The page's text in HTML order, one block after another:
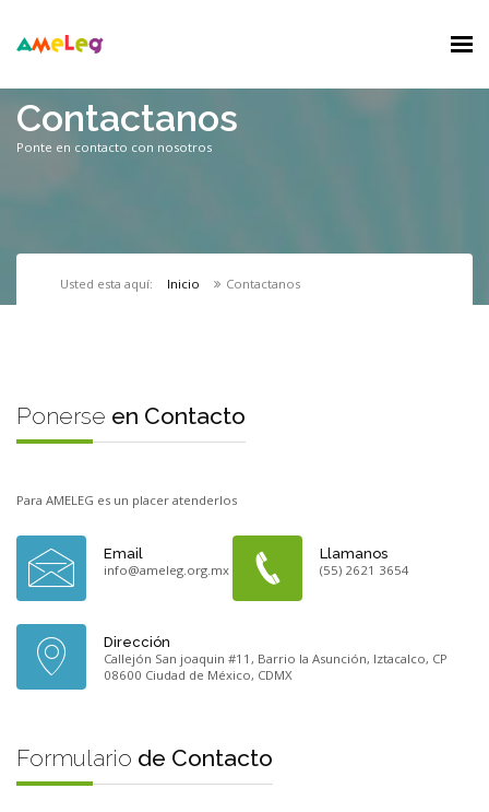
Contactanos
Ponte en contacto con nosotros
Usted esta aquí: Inicio Contactanos
Ponerse en Contacto
Para AMELEG es un placer atenderlos
Email
info@ameleg.org.mx
Llamanos
(55) 2621 3654
Dirección
Callejón San joaquin #11, Barrio la Asunción, Iztacalco, CP
08600 Ciudad de México, CDMX
Formulario de Contacto